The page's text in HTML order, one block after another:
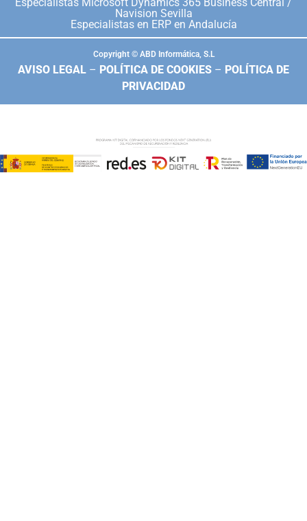
Navision Sevilla
Especialistas en ERP en Andalucía
Copyright © ABD Informática, S.L
AVISO LEGAL – POLÍTICA DE COOKIES – POLÍTICA DE
PRIVACIDAD